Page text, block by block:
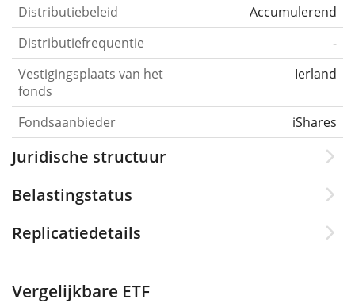
Distributiebeleid
Accumulerend
Distributiefrequentie
-
Vestigingsplaats van het
fonds
Ierland
Fondsaanbieder iShares
Juridische structuur
Belastingstatus
Replicatiedetails
Vergelijkbare ETF